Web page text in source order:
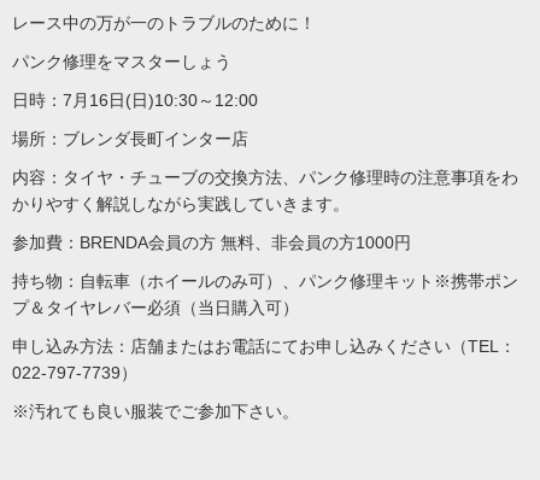
レース中の万が一のトラブルのために！
パンク修理をマスターしょう
日時：7月16日(日)10:30～12:00
場所：ブレンダ長町インター店
内容：タイヤ・チューブの交換方法、パンク修理時の注意事項をわ
かりやすく解説しながら実践していきます。
参加費：BRENDA会員の方 無料、非会員の方1000円
持ち物：自転車（ホイールのみ可）、パンク修理キット※携帯ポン
プ＆タイヤレバー必須（当日購入可）
申し込み方法：店舗またはお電話にてお申し込みください（TEL：
022-797-7739）
※汚れても良い服装でご参加下さい。